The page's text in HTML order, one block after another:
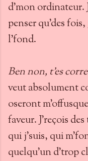
d'mon ordinateur.
penser qu'des
l'fond.
Ben non, t'es
veut absolument
oseront
faveur. J'reçois
qui j'suis, qui
quelqu'un d'trop